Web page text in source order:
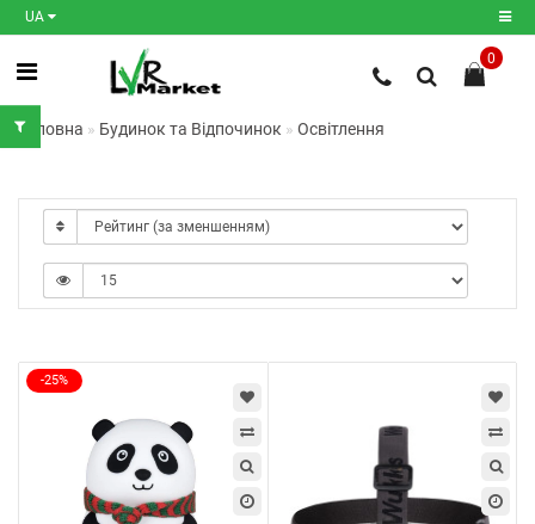
UA
Реєстрація
закладки0
Порівняння
0
Головна Будинок та Відпочинок Освітлення
-25%